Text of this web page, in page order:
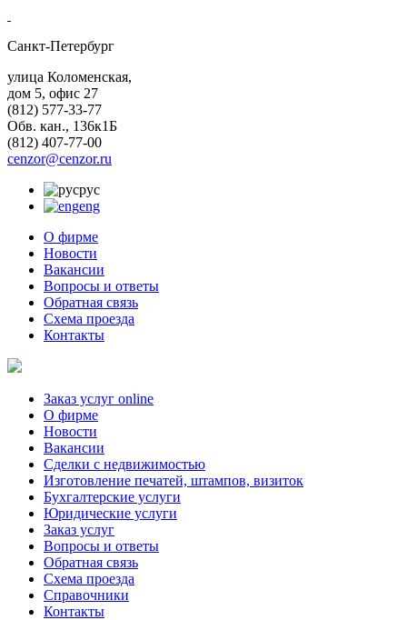
Санкт-Петербург
улица Коломенская,
дом 5, офис 27
(812) 577-33-77
Обв. кан., 136к1Б
(812) 407-77-00
cenzor@cenzor.ru
рус
eng
О фирме
Новости
Вакансии
Вопросы и ответы
Обратная связь
Схема проезда
Контакты
Заказ услуг online
О фирме
Новости
Вакансии
Сделки с недвижимостью
Изготовление печатей, штампов, визиток
Бухгалтерские услуги
Юридические услуги
Заказ услуг
Вопросы и ответы
Обратная связь
Схема проезда
Справочники
Контакты